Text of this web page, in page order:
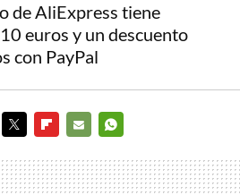
de AliExpress tiene
euros y un descuento
con PayPal
MAIL